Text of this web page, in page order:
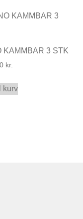
KAMMBAR 3 STK
kr.
kurv